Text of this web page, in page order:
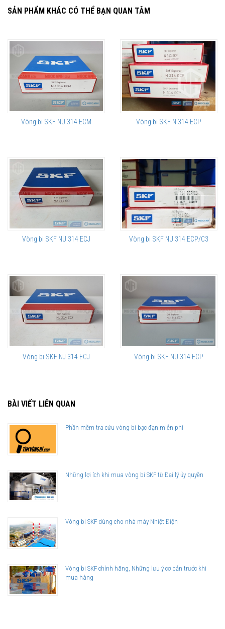
SẢN PHẨM KHÁC CÓ THỂ BẠN QUAN TÂM
Vòng bi SKF NU 314 ECM Vòng bi SKF N 314 ECP
Vòng bi SKF NU 314 ECJ Vòng bi SKF NU 314 ECP/C3
Vòng bi SKF NJ 314 ECJ Vòng bi SKF NU 314 ECP
BÀI VIẾT LIÊN QUAN
Phần mềm tra cứu vòng bi bạc đạn miễn phí
Những lợi ích khi mua vòng bi SKF từ Đại lý ủy quyền
Vòng bi SKF dùng cho nhà máy Nhiệt Điện
Vòng bi SKF chính hãng, Những lưu ý cơ bản trước khi
mua hàng